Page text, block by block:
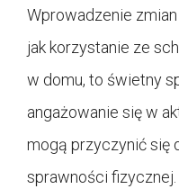
Wprowadzenie
jak korzystanie ze
w domu, to świetny
angażowanie się w
mogą przyczynić się
sprawności fizycznej.